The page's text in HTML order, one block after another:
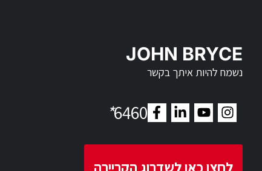
JOHN BRYCE
נשמח להיות איתך בקשר
6460
*